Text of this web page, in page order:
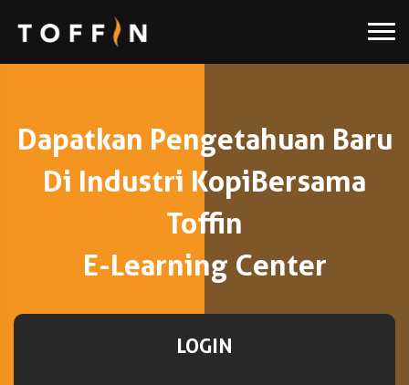
Dapatkan Pengetahuan Baru
Di Industri KopiBersama
Toffin
E-Learning Center
LOGIN